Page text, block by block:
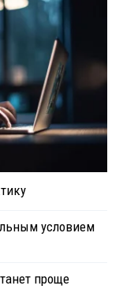
условием
проще